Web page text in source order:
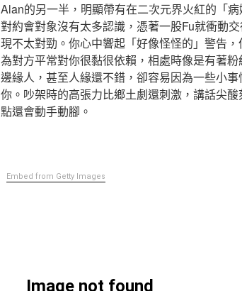
Alan的另一半，明顯帶有在二次元界火紅的「
對約會對象沒有太多認識，憑著一股Fu就衝動
現不太對勁。你心中響起「好像怪怪的」警告
為對方平常對你很黏很依賴，相處時像是有著
邊緣人，甚至人緣還不錯，卻容易因為一些小
你。吵架時的高張力比鄉土劇還刺激，講話尖
點還會動手動腳。
Embed from Getty Images